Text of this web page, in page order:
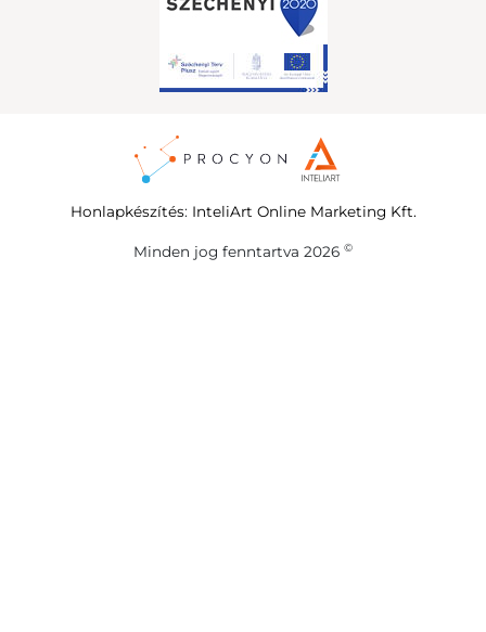
Honlapkészítés: InteliArt Online Marketing Kft.
Minden jog fenntartva 2026 ©